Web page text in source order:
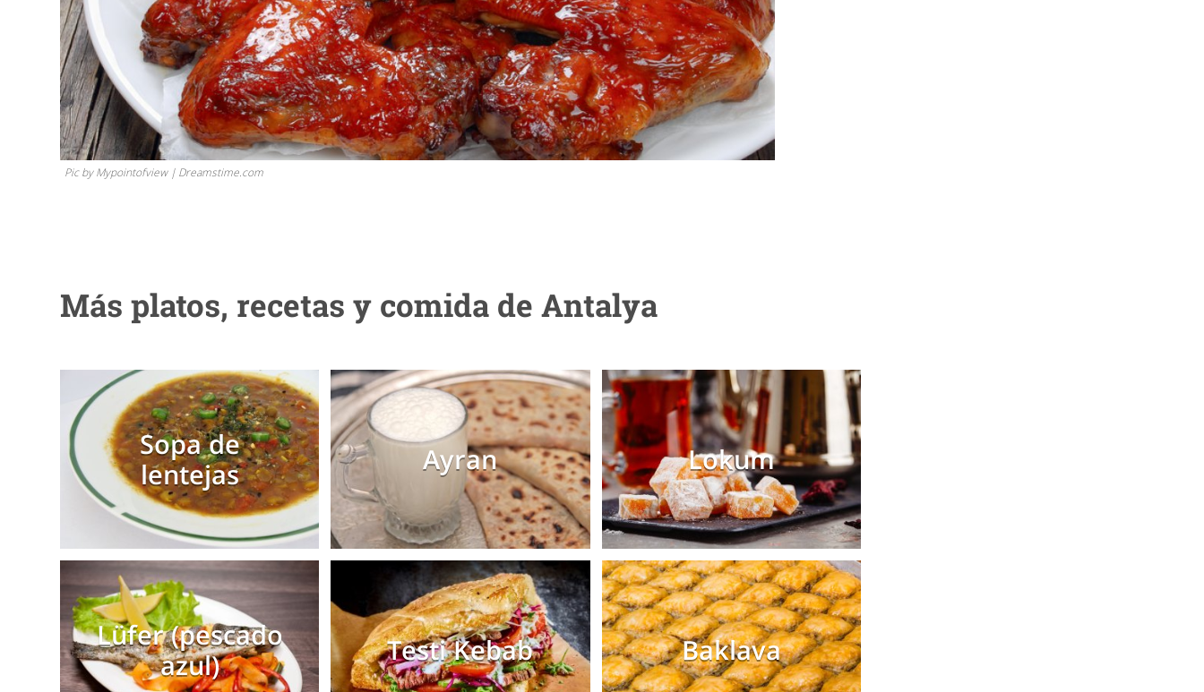
Pic by Mypointofview | Dreamstime.com
Más platos, recetas y comida de Antalya
Sopa de
lentejas
Ayran Lokum
Lüfer (pescado
azul)
Testi Kebab Baklava